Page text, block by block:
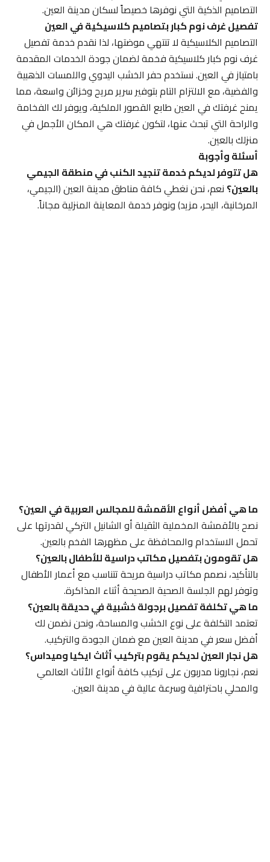
التصاميم الذكية التي نوفرها خصيصاً لسكان مدينة العين.
تفصيل غرف نوم كبار بتصاميم كلاسيكية في العين
التصاميم الكلاسيكية لا تنتهي موضتها، لذا نقدم خدمة تفصيل
غرف نوم كبار كلاسيكية فخمة لضمان جودة الخدمات المقدمة
بامتياز في العين. نستخدم حفر الخشب اليدوي واللمسات الذهبية
والفضية، مع الالتزام التام بتوفير سرير مريح وخزائن واسعة، مما
يمنح غرفتك في العين طابع القصور الملكية، ويوفر لك الفخامة
والراحة التي تبحث عنها، لتكون غرفتك هي المكان الأجمل في
منزلك بالعين.
أسئلة وأجوبة
هل تتوفر لديكم خدمة تنجيد الكنب في منطقة الجيمي
بالعين؟نعم، نحن نغطي كافة مناطق مدينة العين (الجيمي،
المرخانية، اليحر، مزيد) ونوفر خدمة المعاينة المنزلية مجاناً.
ما هي أفضل أنواع الأقمشة للمجالس العربية في العين؟
نصح بالأقمشة المخملية الثقيلة أو الشانيل التركي لقدرتها على
تحمل الاستخدام والمحافظة على مظهرها الفخم بالعين.
هل تقومون بتفصيل مكاتب دراسية للأطفال بالعين؟
بالتأكيد، نصمم مكاتب دراسية مريحة تتناسب مع أعمار الأطفال
وتوفر لهم الجلسة الصحية الصحيحة أثناء المذاكرة.
ما هي تكلفة تفصيل برجولة خشبية في حديقة بالعين؟
تعتمد التكلفة على نوع الخشب والمساحة، ونحن نضمن لك
أفضل سعر في مدينة العين مع ضمان الجودة والتركيب.
هل نجار العين لديكم يقوم بتركيب أثاث ايكيا وميداس؟
نعم، نجارونا مدربون على تركيب كافة أنواع الأثاث العالمي
والمحلي باحترافية وسرعة عالية في مدينة العين.